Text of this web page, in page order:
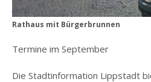
Rathaus mit Bürgerbrunnen
Termine im September
Die Stadtinformation Lippstadt